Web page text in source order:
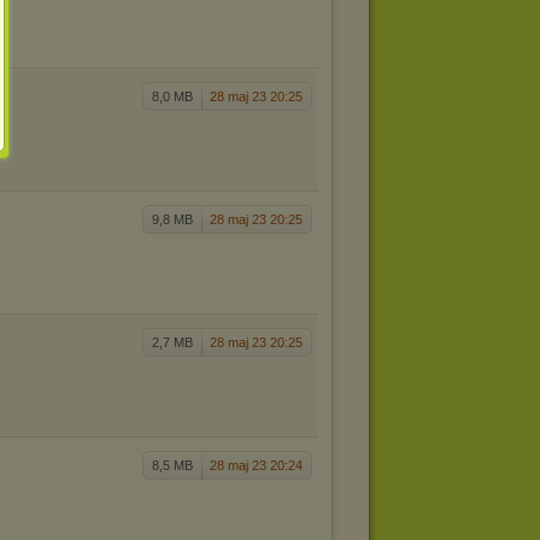
8,0 MB 28 maj 23 20:25
9,8 MB 28 maj 23 20:25
2,7 MB 28 maj 23 20:25
8,5 MB 28 maj 23 20:24